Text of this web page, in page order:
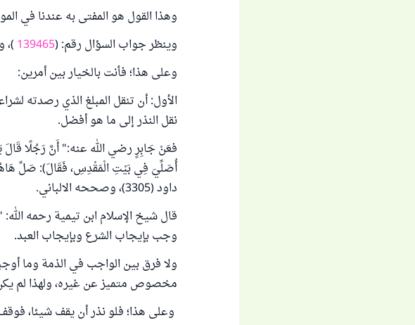
وهذا القول هو المفتى به عندنا في
وينظر جواب السؤال رقم: (139465 )،
وعلى هذا؛ فأنت بالخيار بين أمرين:
الأول: أن تنقل المبلغ الذي رصدته
نقل النذر إلى ما هو أفضل.
فعَنْ جَابِرٍ رضي الله عنه:" أَنَّ رَجُلًا قَالَ
أُصَلِّيَ فِي بَيْتِ الْمَقْدِسِ، فَقَالَ): صَلِّ
داود (3305)، وصححه الالباني.
قال شيخ الإسلام ابن تيمية رحمه
وجب بإيجاب الشرع وبإيجاب العبد.
ولا فرق بين الواجب في الذمة وما
مخصوص متميز عن غيره، ولهذا لم يكن
وعلى هذا؛ فلو نذر أن يقف شيئا،